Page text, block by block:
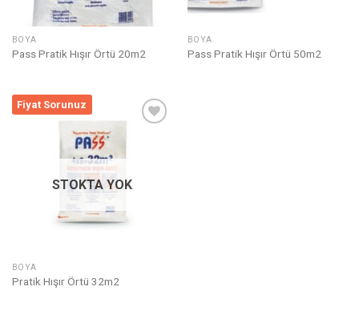
BOYA
Pass Pratik Hışır Örtü 20m2
BOYA
Pass Pratik Hışır Örtü 50m2
Fiyat Sorunuz
STOKTA YOK
BOYA
Pratik Hışır Örtü 32m2